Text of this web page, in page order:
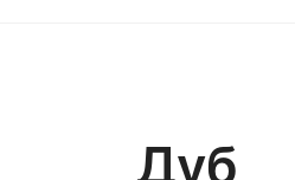
Дуб